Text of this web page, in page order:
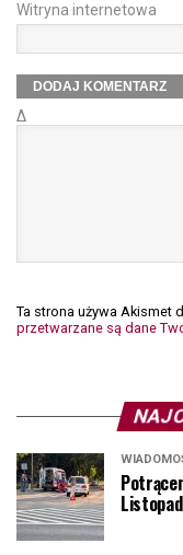
Witryna internetowa
Δ
Ta strona używa Akismet
przetwarzane są dane